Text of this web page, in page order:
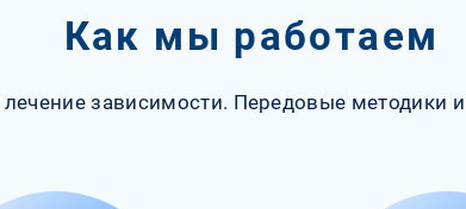
Как мы работаем
зависимости. Передовые методики